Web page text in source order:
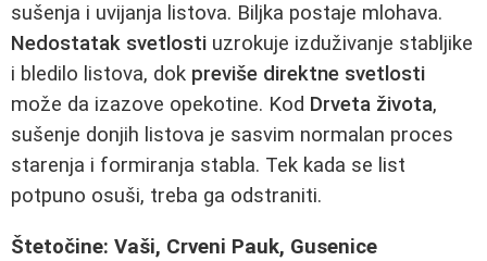
sušenja i uvijanja listova. Biljka postaje mlohava.
Nedostatak svetlosti uzrokuje izduživanje stabljike
i bledilo listova, dok previše direktne svetlosti
može da izazove opekotine. Kod Drveta života,
sušenje donjih listova je sasvim normalan proces
starenja i formiranja stabla. Tek kada se list
potpuno osuši, treba ga odstraniti.
Štetočine: Vaši, Crveni Pauk, Gusenice